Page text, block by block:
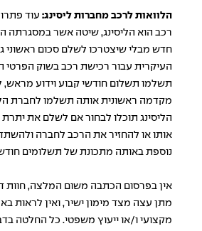
הלוואות לרכב מחברות ליסינג: עוד
רכב הוא הליסינג, שיטה אשר במסגרתה
חדש מבלי שיצטרכו לשלם סכום ראשוני
העיקרית עבור רכישת רכב בשוק הפרטי
תשלמו תשלום חודשי קבוע וידוע מראש,
מקדמה ראשונית אותה תשלמו לחברת
הליסינג תוכלו לבחור אם לשלם את
אותו או להחזיר את הרכב לחברה
נוספת באותה מתכונת של תשלומים
אין בפרסום הכתבה משום המלצה, חוות
מתן עצה מצד מימון ישיר, ואין לראות
מקצועי ו/או ייעוץ משפטי. כל החלטה